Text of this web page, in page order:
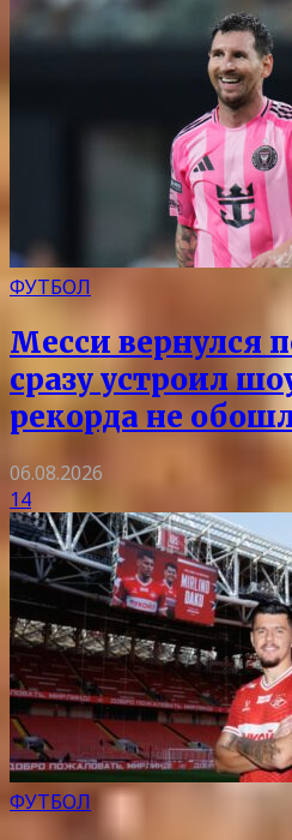
ФУТБОЛ
Месси вернулся
сразу устроил
рекорда не
06.08.2026
14
ФУТБОЛ